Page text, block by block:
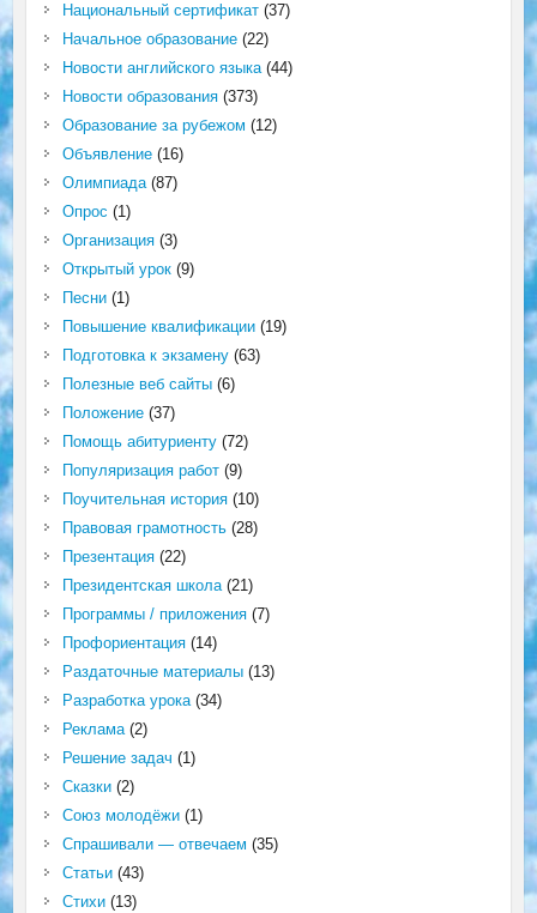
Национальный сертификат(37)
Начальное образование(22)
Новости английского языка(44)
Новости образования(373)
Образование за рубежом (12)
Объявление(16)
Олимпиада(87)
Опрос (1)
Организация(3)
Открытый урок(9)
Песни(1)
Повышение квалификации(19)
Подготовка к экзамену(63)
Полезные веб сайты(6)
Положение(37)
Помощь абитуриенту(72)
Популяризация работ(9)
Поучительная история(10)
Правовая грамотность(28)
Презентация(22)
Президентская школа(21)
Программы / приложения(7)
Профориентация(14)
Раздаточные материалы(13)
Разработка урока(34)
Реклама(2)
Решение задач (1)
Сказки(2)
Союз молодёжи(1)
Спрашивали — отвечаем (35)
Статьи(43)
Стихи(13)